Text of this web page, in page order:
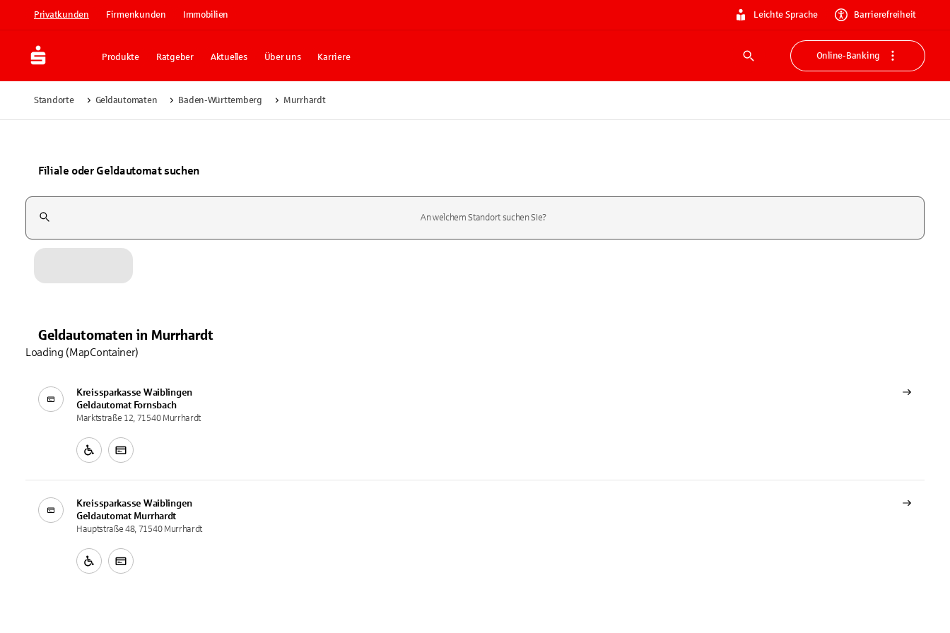
Privatkunden Firmenkunden Immobilien Leichte Sprache Barrierefreiheit
Produkte Ratgeber Aktuelles Über uns Karriere
Suche
Online-Banking
Standorte Geldautomaten Baden-Württemberg Murrhardt
Filiale oder Geldautomat suchen
Suchfeld
Geldautomaten in Murrhardt
Kreissparkasse Waiblingen
Geldautomat Fornsbach
Marktstraße 12, 71540 Murrhardt
Kreissparkasse Waiblingen
Geldautomat Murrhardt
Hauptstraße 48, 71540 Murrhardt
Loading (MapContainer)